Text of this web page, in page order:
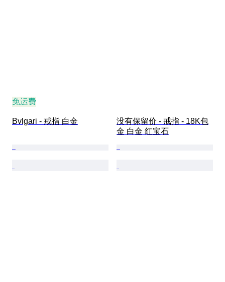
免运费
Bvlgari - 戒指 白金
没有保留价 - 戒指 - 18K包
金 白金 红宝石